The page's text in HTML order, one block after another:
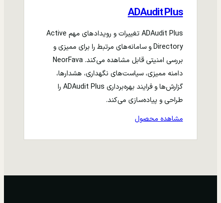
ADAudit Plus
ADAudit Plus تغییرات و رویدادهای مهم Active
Directory و سامانه‌های مرتبط را برای ممیزی و
بررسی امنیتی قابل مشاهده می‌کند. NeorFava
دامنه ممیزی، سیاست‌های نگهداری، هشدارها،
گزارش‌ها و فرایند بهره‌برداری ADAudit Plus را
طراحی و پیاده‌سازی می‌کند.
مشاهده محصول